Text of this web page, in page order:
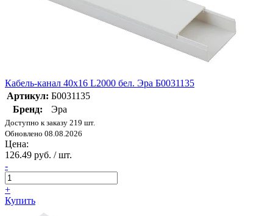
Кабель-канал 40х16 L2000 бел. Эра Б0031135
Артикул: Б0031135
Бренд:
Эра
Доступно к заказу 219 шт.
Обновлено 08.08.2026
Цена:
126.49 руб. / шт.
-
+
Купить